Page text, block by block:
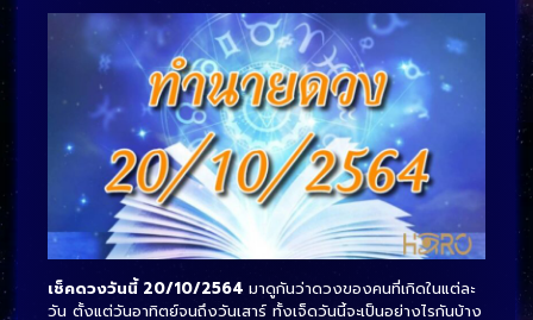
เช็คดวงวันนี้ 20/10/2564 มาดูกันว่าดวงของคนที่เกิดในแต่ละ
วัน ตั้งแต่วันอาทิตย์จนถึงวันเสาร์ ทั้งเจ็ดวันนี้จะเป็นอย่างไรกันบ้าง